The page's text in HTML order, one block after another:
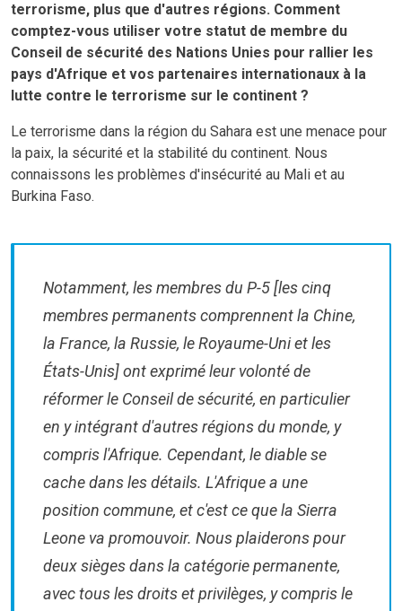
terrorisme, plus que d'autres régions. Comment
comptez-vous utiliser votre statut de membre du
Conseil de sécurité des Nations Unies pour rallier les
pays d'Afrique et vos partenaires internationaux à la
lutte contre le terrorisme sur le continent ?
Le terrorisme dans la région du Sahara est une menace pour
la paix, la sécurité et la stabilité du continent. Nous
connaissons les problèmes d'insécurité au Mali et au
Burkina Faso.
Notamment, les membres du P-5 [les cinq
membres permanents comprennent la Chine,
la France, la Russie, le Royaume-Uni et les
États-Unis] ont exprimé leur volonté de
réformer le Conseil de sécurité, en particulier
en y intégrant d'autres régions du monde, y
compris l'Afrique. Cependant, le diable se
cache dans les détails. L'Afrique a une
position commune, et c'est ce que la Sierra
Leone va promouvoir. Nous plaiderons pour
deux sièges dans la catégorie permanente,
avec tous les droits et privilèges, y compris le